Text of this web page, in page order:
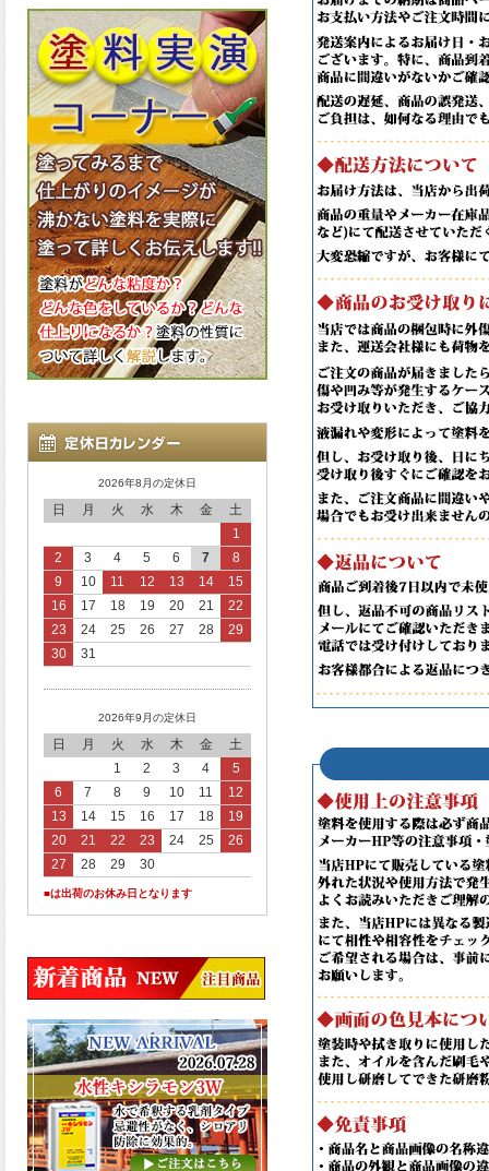
2026年8月の定休日
日 月 火 水 木 金
土
1
2
3 4 5 6 7
8
9
10 11 12 13 14
15
16
17 18 19 20 21
22
23
24 25 26 27 28
29
30
31
2026年9月の定休日
日 月 火 水 木 金
土
1
2 3 4
5
6
7 8 9 10 11
12
13
14 15 16 17 18
19
20
21 22 23 24 25
26
27
28 29 30
■は出荷のお休み日となります